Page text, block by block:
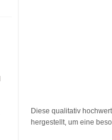
Diese qualitativ
hergestellt, um eine